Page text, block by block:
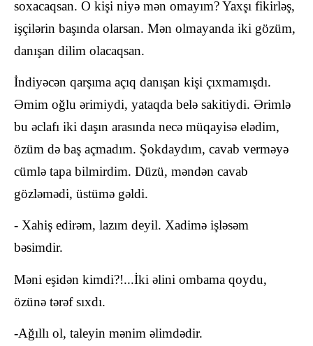
soxacaqsan. O kişi niyə mən omayım? Yaxşı fikirləş,
işçilərin başında olarsan. Mən olmayanda iki gözüm,
danışan dilim olacaqsan.
İndiyəcən qarşıma açıq danışan kişi çıxmamışdı.
Əmim oğlu ərimiydi, yataqda belə sakitiydi. Ərimlə
bu əclafı iki daşın arasında necə müqayisə elədim,
özüm də baş açmadım. Şokdaydım, cavab verməyə
cümlə tapa bilmirdim. Düzü, məndən cavab
gözləmədi, üstümə gəldi.
- Xahiş edirəm, lazım deyil. Xadimə işləsəm
bəsimdir.
Məni eşidən kimdi?!...İki əlini ombama qoydu,
özünə tərəf sıxdı.
-Ağıllı ol, taleyin mənim əlimdədir.